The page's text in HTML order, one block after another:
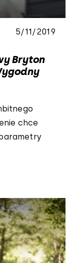
5/11/2019
Bryton
chce